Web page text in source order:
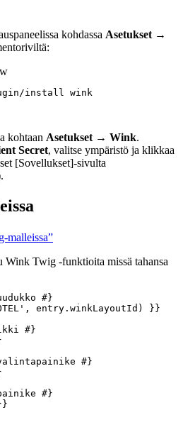
kohdassa Asetukset →
install wink
kohtaan Asetukset → Wink.
Secret, valitse ympäristö ja klikkaa
[Sovellukset]-sivulta
malleissa”
Wink Twig -funktioita missä tahansa
#}
' , entry . winkLayoutId )
}}
#}
#}
#}